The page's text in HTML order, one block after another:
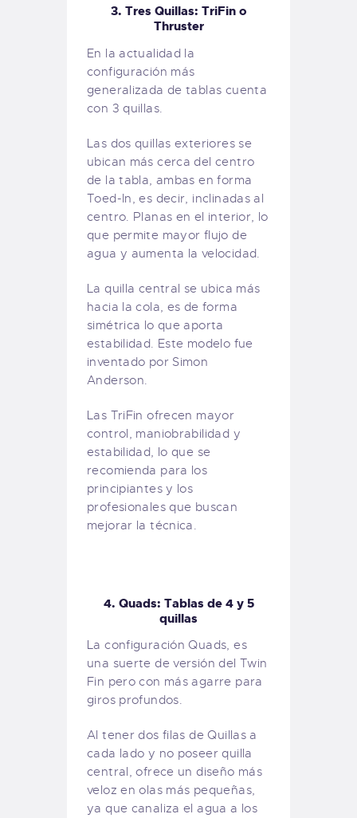
3. Tres Quillas: TriFin o
Thruster
En la actualidad la
configuración más
generalizada de tablas cuenta
con 3 quillas.
Las dos quillas exteriores se
ubican más cerca del centro
de la tabla, ambas en forma
Toed-In, es decir, inclinadas al
centro. Planas en el interior, lo
que permite mayor flujo de
agua y aumenta la velocidad.
La quilla central se ubica más
hacia la cola, es de forma
simétrica lo que aporta
estabilidad. Este modelo fue
inventado por Simon
Anderson.
Las TriFin ofrecen mayor
control, maniobrabilidad y
estabilidad, lo que se
recomienda para los
principiantes y los
profesionales que buscan
mejorar la técnica.
4. Quads: Tablas de 4 y 5
quillas
La configuración Quads, es
una suerte de versión del Twin
Fin pero con más agarre para
giros profundos.
Al tener dos filas de Quillas a
cada lado y no poseer quilla
central, ofrece un diseño más
veloz en olas más pequeñas,
ya que canaliza el agua a los